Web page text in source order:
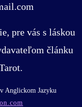
pre vás s láskou
článku
Anglickom Jazyku